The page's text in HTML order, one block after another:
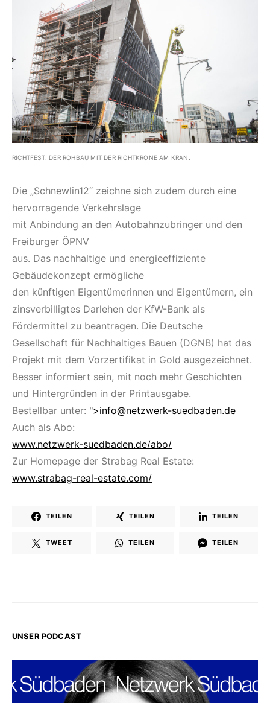
RICHTFEST: DER ROHBAU MIT DER RICHTKRONE AM KRAN.
Die „Schnewlin12“ zeichne sich zudem durch eine
hervorragende Verkehrslage
mit Anbindung an den Autobahnzubringer und den
Freiburger ÖPNV
aus. Das nachhaltige und energieeffiziente
Gebäudekonzept ermögliche
den künftigen Eigentümerinnen und Eigentümern, ein
zinsverbilligtes Darlehen der KfW-Bank als
Fördermittel zu beantragen. Die Deutsche
Gesellschaft für Nachhaltiges Bauen (DGNB) hat das
Projekt mit dem Vorzertifikat in Gold ausgezeichnet.
Besser informiert sein, mit noch mehr Geschichten
und Hintergründen in der Printausgabe.
Bestellbar unter: ">info@netzwerk-suedbaden.de
Auch als Abo:
www.netzwerk-suedbaden.de/abo/
Zur Homepage der Strabag Real Estate:
www.strabag-real-estate.com/
TEILEN TEILEN TEILEN
TWEET TEILEN TEILEN
UNSER PODCAST